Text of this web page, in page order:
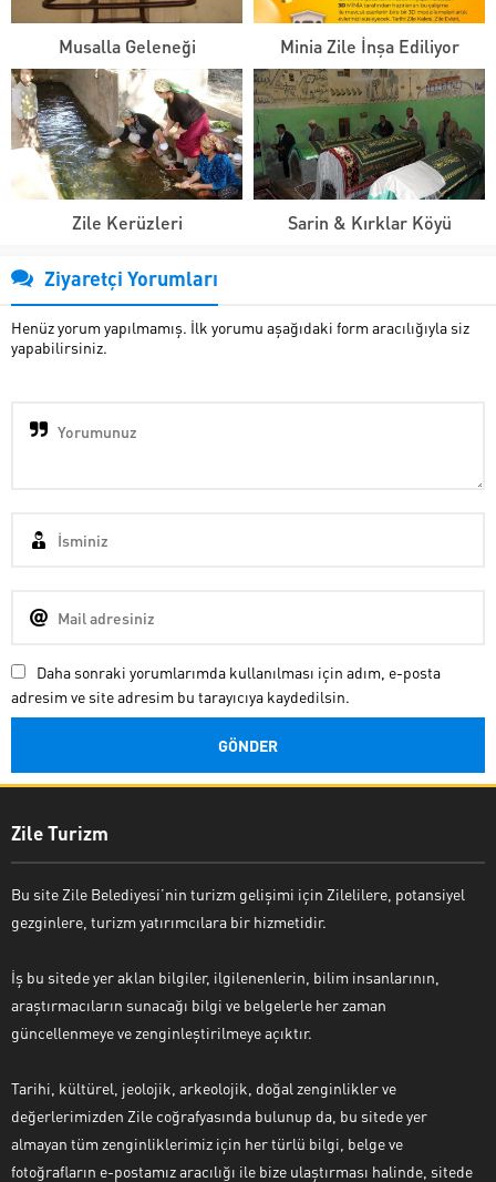
Musalla Geleneği Minia Zile İnşa Ediliyor
Zile Kerüzleri Sarin & Kırklar Köyü
Ziyaretçi Yorumları
Henüz yorum yapılmamış. İlk yorumu aşağıdaki form aracılığıyla siz
yapabilirsiniz.
Daha sonraki yorumlarımda kullanılması için adım, e-posta
adresim ve site adresim bu tarayıcıya kaydedilsin.
Zile Turizm
Bu site Zile Belediyesi’nin turizm gelişimi için Zilelilere, potansiyel
gezginlere, turizm yatırımcılara bir hizmetidir.
İş bu sitede yer aklan bilgiler, ilgilenenlerin, bilim insanlarının,
araştırmacıların sunacağı bilgi ve belgelerle her zaman
güncellenmeye ve zenginleştirilmeye açıktır.
Tarihi, kültürel, jeolojik, arkeolojik, doğal zenginlikler ve
değerlerimizden Zile coğrafyasında bulunup da, bu sitede yer
almayan tüm zenginliklerimiz için her türlü bilgi, belge ve
fotoğrafların e-postamız aracılığı ile bize ulaştırması halinde, sitede